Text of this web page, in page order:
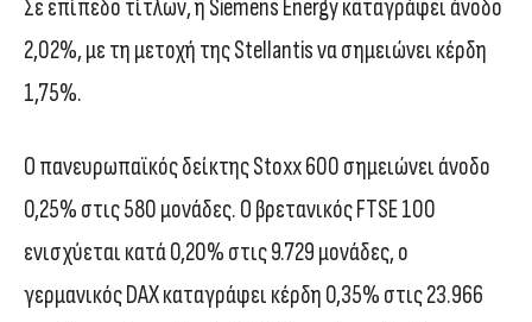
Σε επίπεδο τίτλων, η Siemens Energy καταγράφει άνοδο
2,02%, με τη μετοχή της Stellantis να σημειώνει κέρδη
1,75%.
Ο πανευρωπαϊκός δείκτης Stoxx 600 σημειώνει άνοδο
0,25% στις 580 μονάδες. Ο βρετανικός FTSE 100
ενισχύεται κατά 0,20% στις 9.729 μονάδες, ο
γερμανικός DAX καταγράφει κέρδη 0,35% στις 23.966